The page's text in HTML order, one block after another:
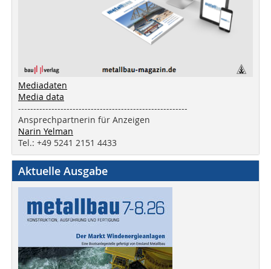
Mediadaten
Media data
--------------------------------------------------------
Ansprechpartnerin für Anzeigen
Narin Yelman
Tel.: +49 5241 2151 4433
Aktuelle Ausgabe